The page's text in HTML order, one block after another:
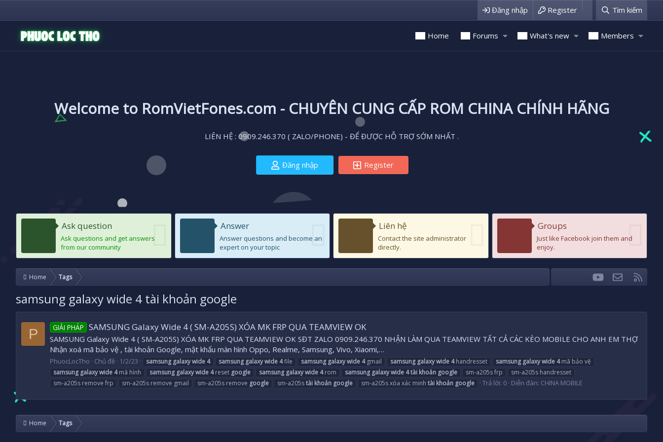
Đăng nhập Register Tìm kiếm
Home Forums What's new Members
Welcome to RomVietFones.com - CHUYÊN CUNG CẤP ROM CHINA CHÍNH HÃNG
LIÊN HỆ : 0909.246.370 ( ZALO/PHONE) - ĐỂ ĐƯỢC HỖ TRỢ SỚM NHẤT .
Đăng nhập Register
Ask question
Ask questions and get answers
from our community
Answer
Answer questions and become an
expert on your topic
Liên hệ
Contact the site administrator
directly.
Groups
Just like Facebook join them and
enjoy.
Home Tags FacebookTwitteryoutubeLiên hệ
samsung galaxy wide 4 tài khoản google
P GIẢI PHÁP SAMSUNG Galaxy Wide 4 ( SM-A205S) XÓA MK FRP QUA TEAMVIEW OK
SAMSUNG Galaxy Wide 4 ( SM-A205S) XÓA MK FRP QUA TEAMVIEW OK SĐT ZALO 0909.246.370 NHẬN LÀM QUA TEAMVIEW TẤT CẢ CÁC KÈO MOBILE CHO ANH EM THỢ
Nhận xoá mã bảo vệ , tài khoản Google, mật khẩu màn hình Oppo, Realme, Samsung, Vivo, Xiaomi,…
PhuocLocTho Chủ đề 1/2/23 samsung galaxywide 4 samsung galaxywide 4file samsung galaxywide 4gmail samsung galaxywide 4handresset samsung galaxywide 4mã bảo vệ
samsung galaxywide 4mã hình samsung galaxywide 4reset google samsung galaxywide 4rom samsung galaxywide 4tài khoản google sm-a205s frp
sm-a205s handresset
sm-a205s remove frp
sm-a205s remove gmail sm-a205s remove google sm-a205stài khoản google sm-a205s xóa xác minh tài khoản google Trả lời: 0 Diễn đàn: CHINA MOBILE
Home Tags